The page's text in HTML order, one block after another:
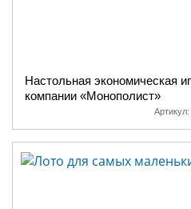
Настольная экономическая
компании «Монополист»
Артикул: